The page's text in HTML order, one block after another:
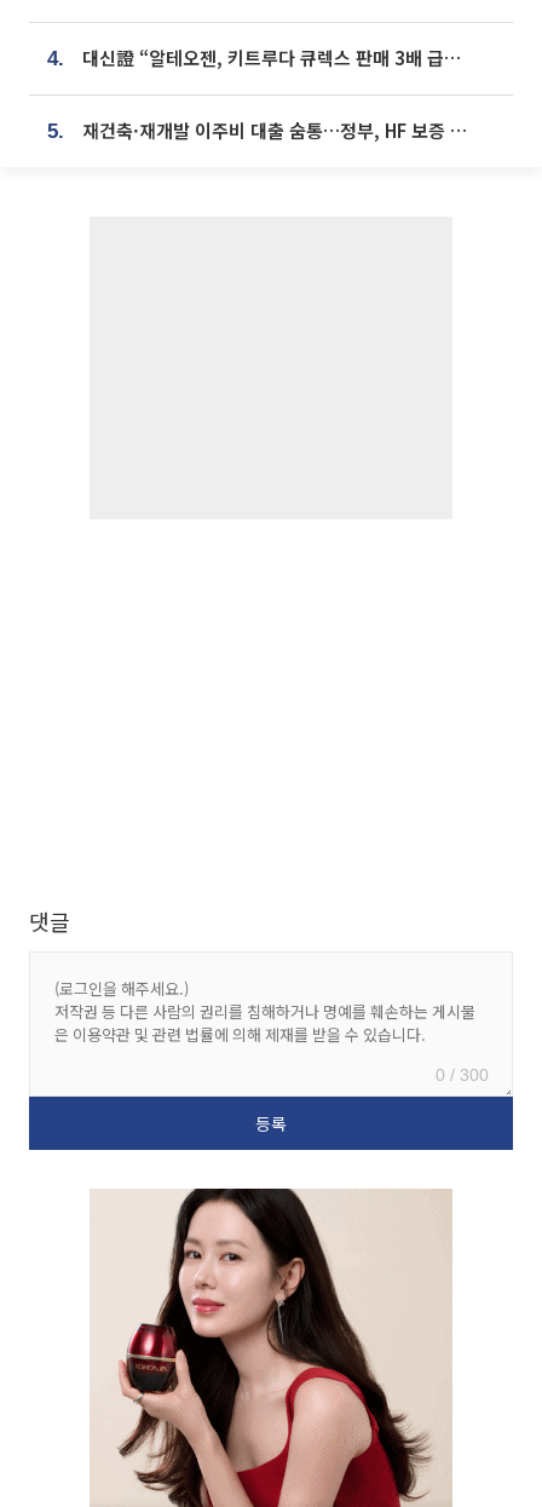
4. 대신證 “알테오젠, 키트루다 큐렉스 판매 3배 급증…목표가 41만원 상향”
5. 재건축·재개발 이주비 대출 숨통…정부, HF 보증 신설 추진
댓글
0 / 300